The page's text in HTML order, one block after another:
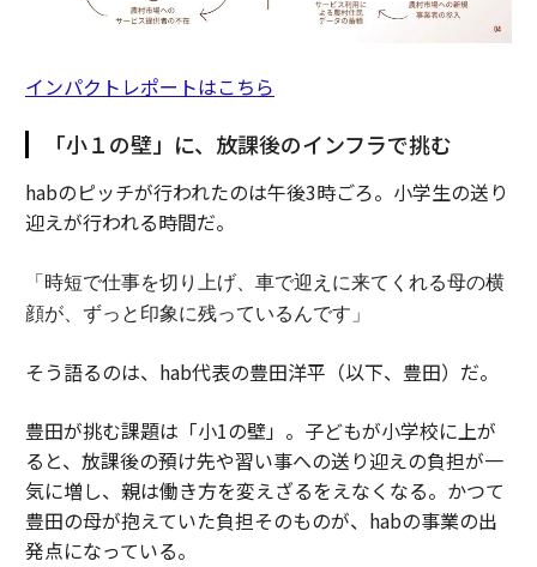
インパクトレポートはこちら
「小１の壁」に、放課後のインフラで挑む
habのピッチが行われたのは午後3時ごろ。小学生の送り
迎えが行われる時間だ。
「時短で仕事を切り上げ、車で迎えに来てくれる母の横
顔が、ずっと印象に残っているんです」
そう語るのは、hab代表の豊田洋平（以下、豊田）だ。
豊田が挑む課題は「小1の壁」。子どもが小学校に上が
ると、放課後の預け先や習い事への送り迎えの負担が一
気に増し、親は働き方を変えざるをえなくなる。かつて
豊田の母が抱えていた負担そのものが、habの事業の出
発点になっている。